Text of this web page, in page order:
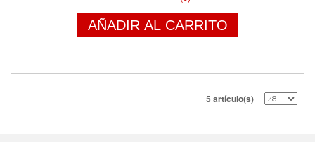
AÑADIR AL CARRITO
5 artículo(s)